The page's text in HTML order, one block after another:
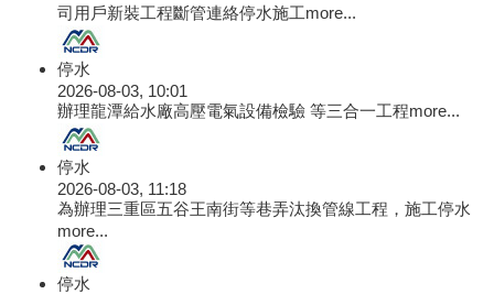
司用戶新裝工程斷管連絡停水施工more...
停水
2026-08-03, 10:01
辦理龍潭給水廠高壓電氣設備檢驗 等三合一工程more...
停水
2026-08-03, 11:18
為辦理三重區五谷王南街等巷弄汰換管線工程，施工停水
more...
停水